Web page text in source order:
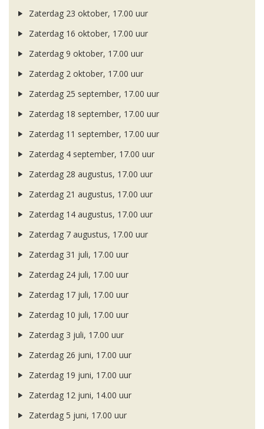
Zaterdag 23 oktober, 17.00 uur
Zaterdag 16 oktober, 17.00 uur
Zaterdag 9 oktober, 17.00 uur
Zaterdag 2 oktober, 17.00 uur
Zaterdag 25 september, 17.00 uur
Zaterdag 18 september, 17.00 uur
Zaterdag 11 september, 17.00 uur
Zaterdag 4 september, 17.00 uur
Zaterdag 28 augustus, 17.00 uur
Zaterdag 21 augustus, 17.00 uur
Zaterdag 14 augustus, 17.00 uur
Zaterdag 7 augustus, 17.00 uur
Zaterdag 31 juli, 17.00 uur
Zaterdag 24 juli, 17.00 uur
Zaterdag 17 juli, 17.00 uur
Zaterdag 10 juli, 17.00 uur
Zaterdag 3 juli, 17.00 uur
Zaterdag 26 juni, 17.00 uur
Zaterdag 19 juni, 17.00 uur
Zaterdag 12 juni, 14.00 uur
Zaterdag 5 juni, 17.00 uur